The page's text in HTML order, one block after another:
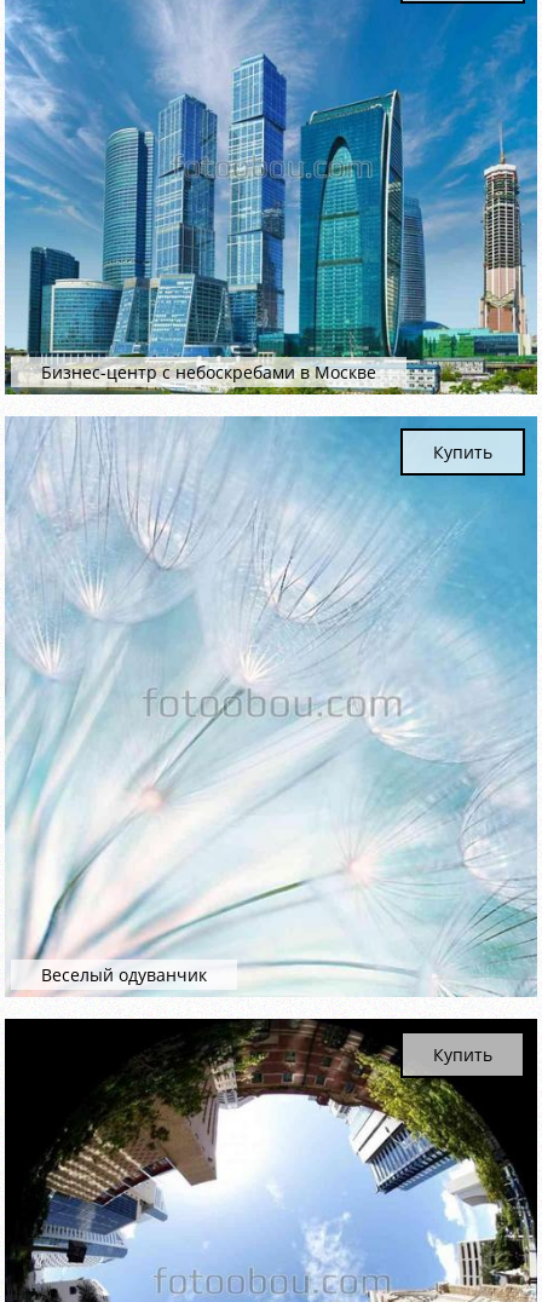
Бизнес-центр с небоскребами в Москве
Веселый одуванчик
Купить
Купить